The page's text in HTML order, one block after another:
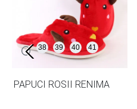
38 39 40 41
PAPUCI ROSII RENIMA